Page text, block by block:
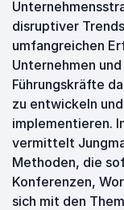
disruptiver
umfangreichen
Unternehmen
Führungskräfte
zu entwickeln
implementieren.
vermittelt
Methoden, die
Konferenzen,
sich mit den